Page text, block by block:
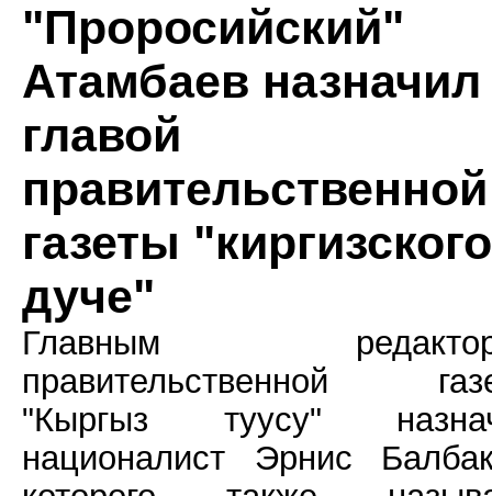
"Проросийский"
Атамбаев назначил
главой
правительственной
газеты "киргизского
дуче"
Главным
правительственной
"Кыргыз туусу"
националист Эрнис